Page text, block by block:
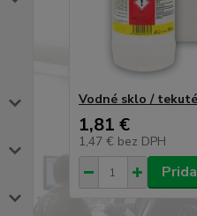
Vodné sklo /
1,81 €
1,47 € bez DPH